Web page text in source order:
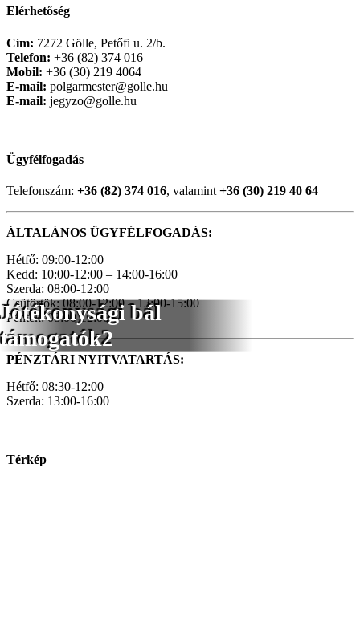
Jótékonysági bál
támogatók2
Elérhetőség
Cím: 7272 Gölle, Petőfi u. 2/b.
Telefon: +36 (82) 374 016
Mobil: +36 (30) 219 4064
E-mail: polgarmester@golle.hu
E-mail: jegyzo@golle.hu
Ügyfélfogadás
Telefonszám: +36 (82) 374 016, valamint +36 (30) 219 40 64
ÁLTALÁNOS ÜGYFÉLFOGADÁS:
Hétfő: 09:00-12:00
Kedd: 10:00-12:00 – 14:00-16:00
Szerda: 08:00-12:00
Csütörtök: 08:00-12:00 – 13:00-15:00
Péntek: 08:00-12:00
PÉNZTÁRI NYITVATARTÁS:
Hétfő: 08:30-12:00
Szerda: 13:00-16:00
Térkép